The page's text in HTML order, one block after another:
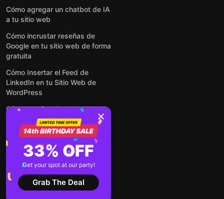
Cómo agregar un chatbot de IA
a tu sitio web
Cómo incrustar reseñas de
Google en tu sitio web de forma
gratuita
Cómo Insertar el Feed de
LinkedIn en tu Sitio Web de
WordPress
Cómo crear un formulario para
WordPress: de manera simple y
rápida
Cómo incrustar formularios en
cualquier sitio web en línea y
gratis
Ver todas las entradas
33% OFF
Get your spot at our party!
Grab The Deal